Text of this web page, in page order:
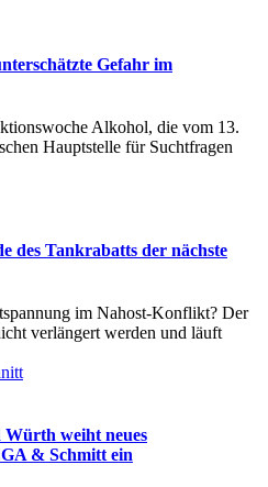
Gefahr im
Alkohol, die vom 13.
Hauptstelle für Suchtfragen
des Tankrabatts der nächste
im Nahost-Konflikt? Der
verlängert werden und läuft
weiht neues
& Schmitt ein